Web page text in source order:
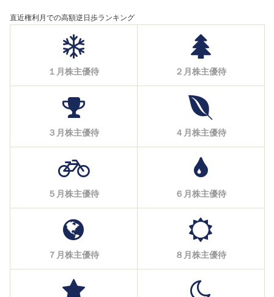
直近権利月での高額逆日歩ランキング
１月株主優待 ２月株主優待
３月株主優待 ４月株主優待
５月株主優待 ６月株主優待
７月株主優待 ８月株主優待